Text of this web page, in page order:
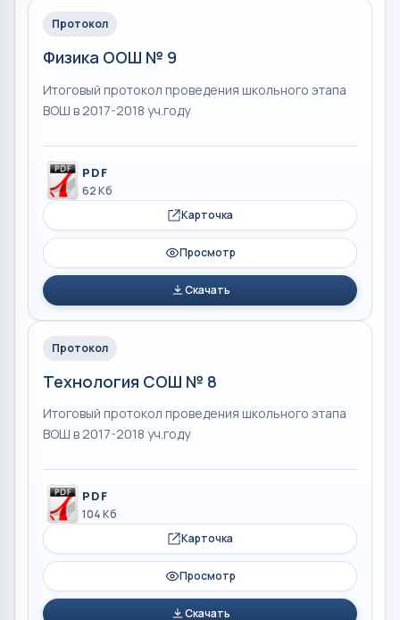
Протокол
Физика ООШ № 9
Итоговый протокол проведения школьного этапа
ВОШ в 2017-2018 уч.году
PDF
62 Кб
Карточка
Просмотр
Скачать
Протокол
Технология СОШ № 8
Итоговый протокол проведения школьного этапа
ВОШ в 2017-2018 уч.году
PDF
104 Кб
Карточка
Просмотр
Скачать